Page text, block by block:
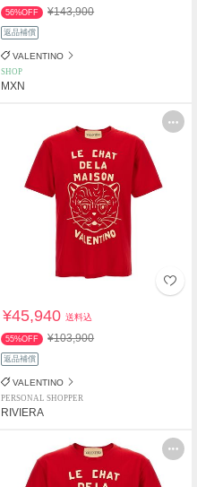
56%OFF ¥143,900
返品補償
VALENTINO
SHOP
MXN
¥45,940送料込
55%OFF ¥103,900
返品補償
VALENTINO
PERSONAL SHOPPER
RIVIERA